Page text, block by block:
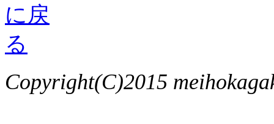
Copyright(C)2015